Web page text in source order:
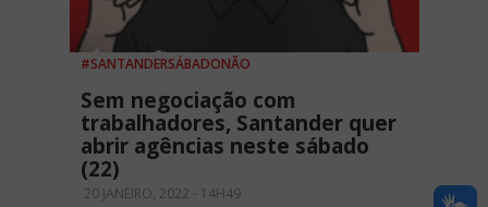
#SANTANDERSÁBADONÃO
Sem negociação com
trabalhadores, Santander quer
abrir agências neste sábado
(22)
20 JANEIRO, 2022 - 14H49